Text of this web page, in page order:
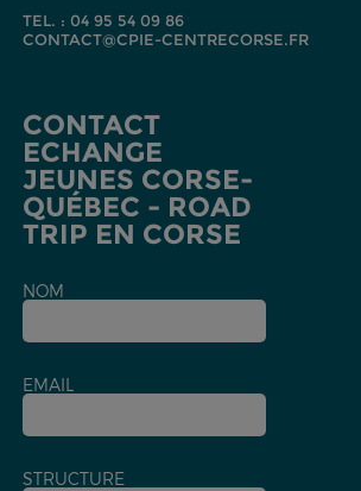
TEL. : 04 95 54 09 86
CONTACT@CPIE-CENTRECORSE.FR
CONTACT
ECHANGE
JEUNES CORSE-
QUÉBEC - ROAD
TRIP EN CORSE
NOM
EMAIL
STRUCTURE